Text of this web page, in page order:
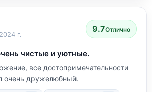
г.
9.7Отлично
чистые и уютные.
все достопримечательности
очень дружелюбный.